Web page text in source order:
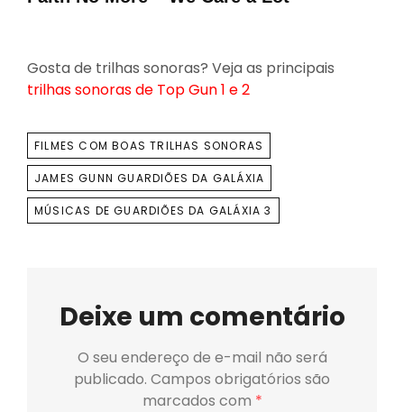
Gosta de trilhas sonoras? Veja as principais
trilhas sonoras de Top Gun 1 e 2
TAGS
FILMES COM BOAS TRILHAS SONORAS
JAMES GUNN GUARDIÕES DA GALÁXIA
MÚSICAS DE GUARDIÕES DA GALÁXIA 3
Deixe um comentário
O seu endereço de e-mail não será
publicado. Campos obrigatórios são
marcados com *